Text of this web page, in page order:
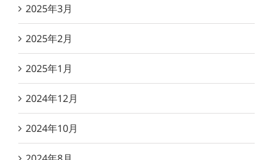
2025年3月
2025年2月
2025年1月
2024年12月
2024年10月